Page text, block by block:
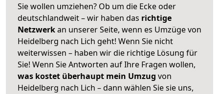
Sie wollen umziehen? Ob um die Ecke oder
deutschlandweit – wir haben das richtige
Netzwerkan unserer Seite, wenn es Umzüge von
Heidelberg nach Lich geht! Wenn Sie nicht
weiterwissen – haben wir die richtige Lösung für
Sie! Wenn Sie Antworten auf Ihre Fragen wollen,
was kostet überhaupt mein Umzug von
Heidelberg nach Lich – dann wählen Sie sie uns,